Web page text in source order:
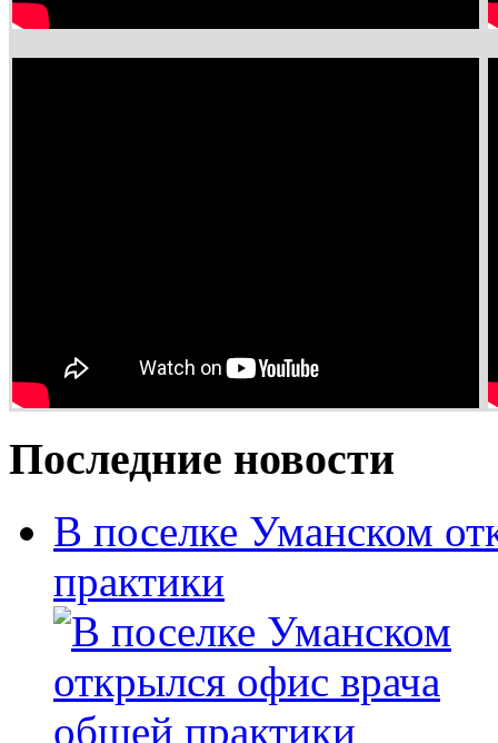
Последние новости
В поселке Уманском
практики